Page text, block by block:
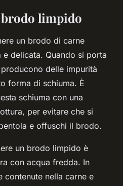
limpido
un brodo di carne
delicata. Quando si porta
delle impurità
forma di schiuma. È
schiuma con una
per evitare che si
e offuschi il brodo.
un brodo limpido è
con acqua fredda. In
contenute nella carne e